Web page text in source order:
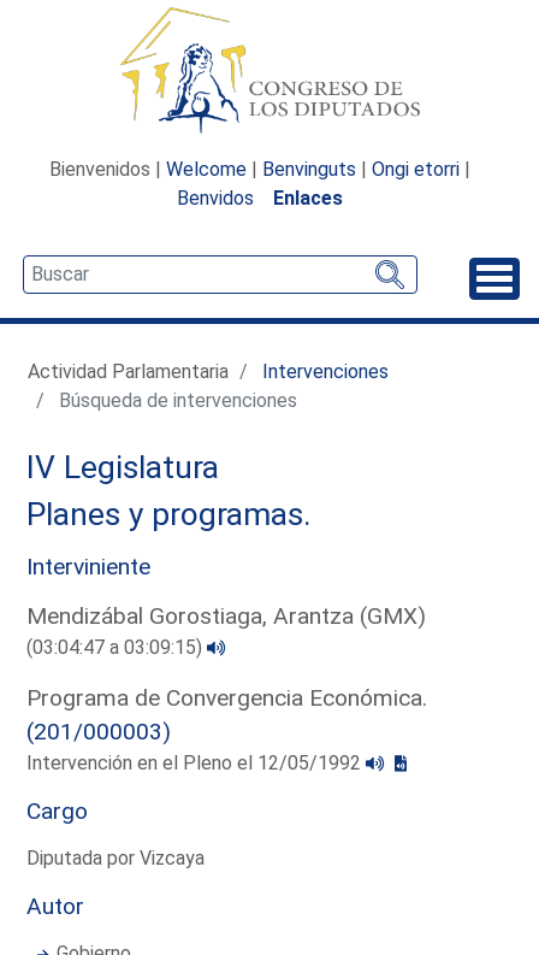
Bienvenidos | Welcome | Benvinguts | Ongi etorri |
Benvidos
Enlaces
Actividad Parlamentaria
Intervenciones
Búsqueda de intervenciones
IV Legislatura
Planes y programas.
Interviniente
Mendizábal Gorostiaga, Arantza (GMX)
(03:04:47 a 03:09:15)
Programa de Convergencia Económica.
(201/000003)
Intervención en el Pleno el 12/05/1992
Cargo
Diputada por Vizcaya
Autor